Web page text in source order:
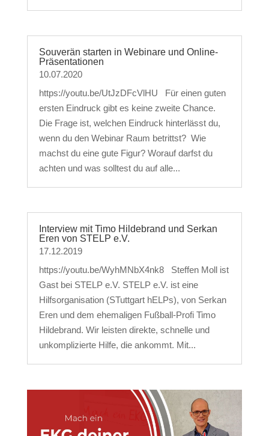
Souverän starten in Webinare und Online-
Präsentationen
10.07.2020
https://youtu.be/UtJzDFcVlHU Für einen guten
ersten Eindruck gibt es keine zweite Chance.
Die Frage ist, welchen Eindruck hinterlässt du,
wenn du den Webinar Raum betrittst? Wie
machst du eine gute Figur? Worauf darfst du
achten und was solltest du auf alle...
Interview mit Timo Hildebrand und Serkan
Eren von STELP e.V.
17.12.2019
https://youtu.be/WyhMNbX4nk8 Steffen Moll ist
Gast bei STELP e.V. STELP e.V. ist eine
Hilfsorganisation (STuttgart hELPs), von Serkan
Eren und dem ehemaligen Fußball-Profi Timo
Hildebrand. Wir leisten direkte, schnelle und
unkomplizierte Hilfe, die ankommt. Mit...